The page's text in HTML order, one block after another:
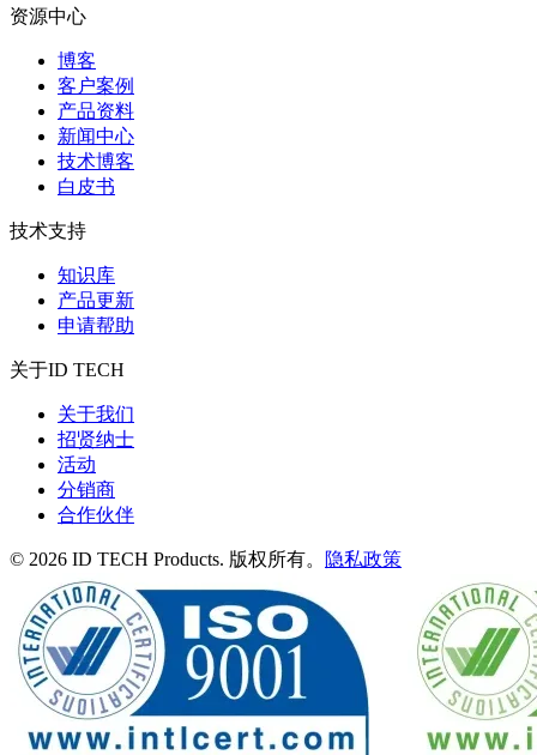
资源中心
博客
客户案例
产品资料
新闻中心
技术博客
白皮书
技术支持
知识库
产品更新
申请帮助
关于ID TECH
关于我们
招贤纳士
活动
分销商
合作伙伴
© 2026 ID TECH Products. 版权所有。 隐私政策